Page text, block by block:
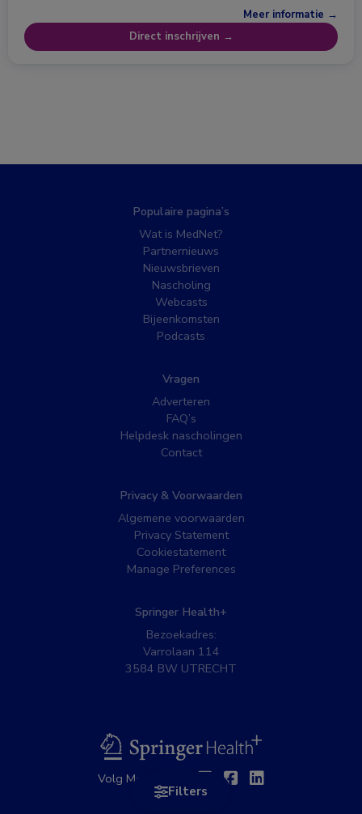
Filters
Meer informatie →
Direct inschrijven →
Populaire pagina’s
Wat is MedNet?
Partnernieuws
Nieuwsbrieven
Nascholing
Webcasts
Bijeenkomsten
Podcasts
Vragen
Adverteren
FAQ’s
Helpdesk nascholingen
Contact
Privacy & Voorwaarden
Algemene voorwaarden
Privacy Statement
Cookiestatement
Manage Preferences
Springer Health+
Bezoekadres:
Varrolaan 114
3584 BW UTRECHT
BSL
Volg MedNet op: TwitterFacebook
Linkedin